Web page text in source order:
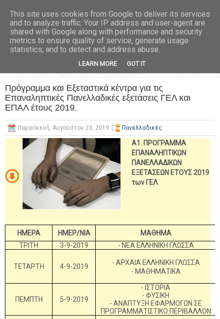
Πρόγραμμα και Εξεταστικά κέντρα για τις
Επαναληπτικές Πανελλαδικές εξετάσεις ΓΕΛ και
ΕΠΑΛ έτους 2019.
Παρασκευή, Αυγούστου 23, 2019 Πανελλαδικές
Α1. ΠΡΟΓΡΑΜΜΑ
ΕΠΑΝΑΛΗΠΤΙΚΩΝ
ΠΑΝΕΛΛΑΔΙΚΩΝ
ΕΞΕΤΑΣΕΩΝ ΕΤΟΥΣ 2019
των ΓΕΛ
ΗΜΕΡΑ ΗΜΕΡ/ΝΙΑ
ΜΑΘΗΜΑ
ΤΡΙΤΗ
3-9-2019 - ΝΕΑ ΕΛΛΗΝΙΚΗ ΓΛΩΣΣΑ
ΤΕΤΑΡΤΗ 4-9-2019
- ΑΡΧΑΙΑ ΕΛΛΗΝΙΚΗ ΓΛΩΣΣΑ
- ΜΑΘΗΜΑΤΙΚΑ
ΠΕΜΠΤΗ 5-9-2019
- ΙΣΤΟΡΙΑ
- ΦΥΣΙΚΗ
- ΑΝΑΠΤΥΞΗ ΕΦΑΡΜΟΓΩΝ ΣΕ
ΠΡΟΓΡΑΜΜΑΤΙΣΤΙΚΟ ΠΕΡΙΒΑΛΛΟΝ
This site uses cookies from Google to deliver its services
and to analyze traffic. Your IP address and user-agent are
shared with Google along with performance and security
metrics to ensure quality of service, generate usage
statistics, and to detect and address abuse.
LEARN MORE GOT IT